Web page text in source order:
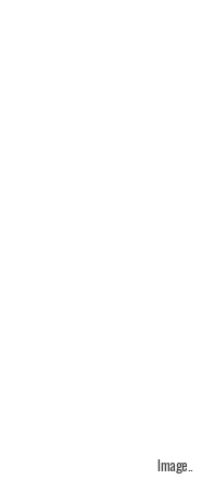
Image..